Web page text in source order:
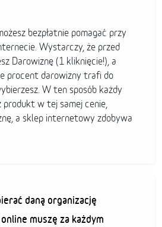
bezpłatnie pomagać przy
Wystarczy, że przed
Darowiznę (1 kliknięcie!), a
procent darowizny trafi do
W ten sposób każdy
w tej samej cenie,
a sklep internetowy zdobywa
daną organizację
muszę za każdym